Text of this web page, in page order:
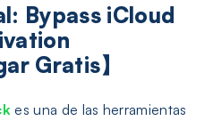
Bypass iCloud
Gratis】
es una de las herramientas